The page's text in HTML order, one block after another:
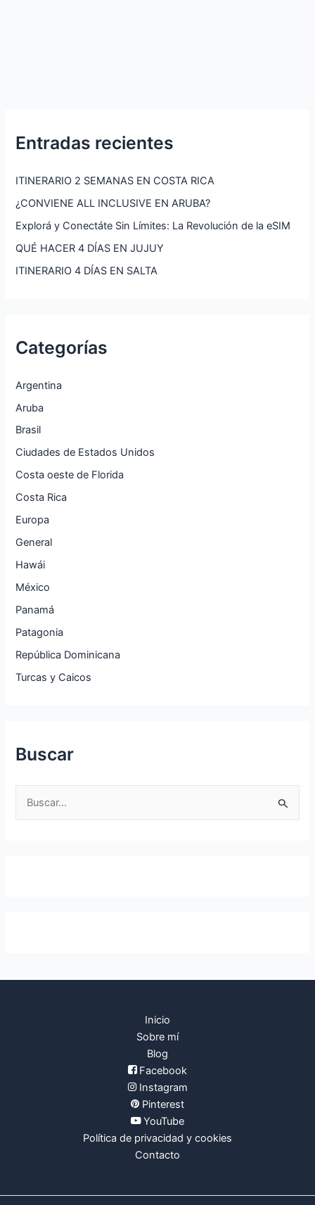
Entradas recientes
ITINERARIO 2 SEMANAS EN COSTA RICA
¿CONVIENE ALL INCLUSIVE EN ARUBA?
Explorá y Conectáte Sin Límites: La Revolución de la eSIM
QUÉ HACER 4 DÍAS EN JUJUY
ITINERARIO 4 DÍAS EN SALTA
Categorías
Argentina
Aruba
Brasil
Ciudades de Estados Unidos
Costa oeste de Florida
Costa Rica
Europa
General
Hawái
México
Panamá
Patagonia
República Dominicana
Turcas y Caicos
Buscar
Inicio
Sobre mí
Blog
Facebook
Instagram
Pinterest
YouTube
Política de privacidad y cookies
Contacto